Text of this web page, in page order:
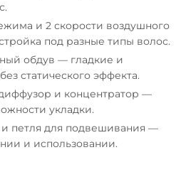
и 2 скорости воздушного
под разные типы волос.
обдув — гладкие и
статического эффекта.
и концентратор —
укладки.
петля для подвешивания —
и использовании.